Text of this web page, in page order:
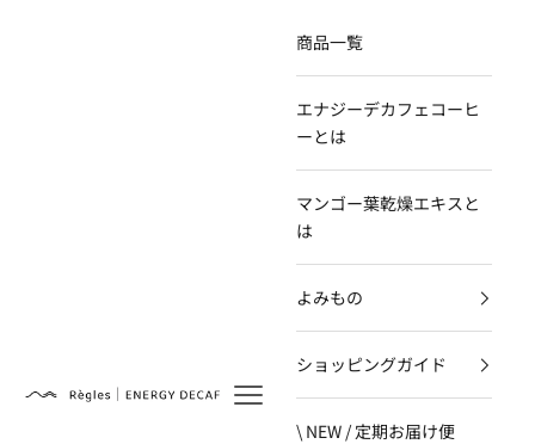
Règles
商品一覧
エナジーデカフェコーヒ
ーとは
マンゴー葉乾燥エキスと
は
よみもの
ショッピングガイド
\ NEW / 定期お届け便